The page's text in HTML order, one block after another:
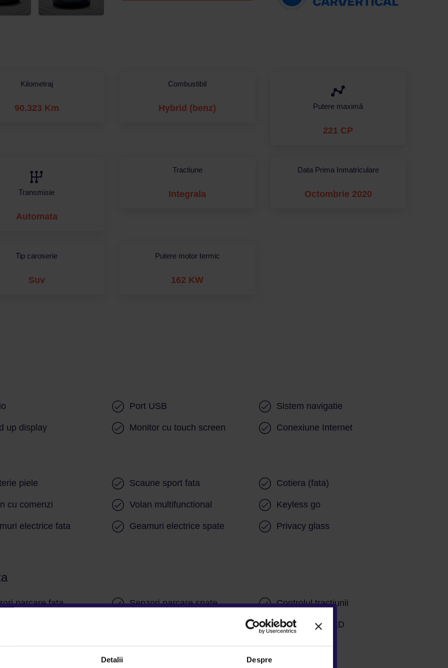
Detalii Despre
Kilometraj
90.323 Km
Combustibil
Hybrid (benz) Putere maximă
221 CP
Transmisie
Automata
Tractiune
Integrala
Data Prima Inmatriculare
Octombrie 2020
Tip caroserie
Suv
Putere motor termic
162 KW
Port USB Sistem navigatie
up display Monitor cu touch screen Conexiune Internet
piele Scaune sport fata Cotiera (fata)
cu comenzi Volan multifunctional Keyless go
electrice fata Geamuri electrice spate Privacy glass
parcare fata Senzori parcare spate Controlul tractiunii
Lumini de zi LED
presiune roti